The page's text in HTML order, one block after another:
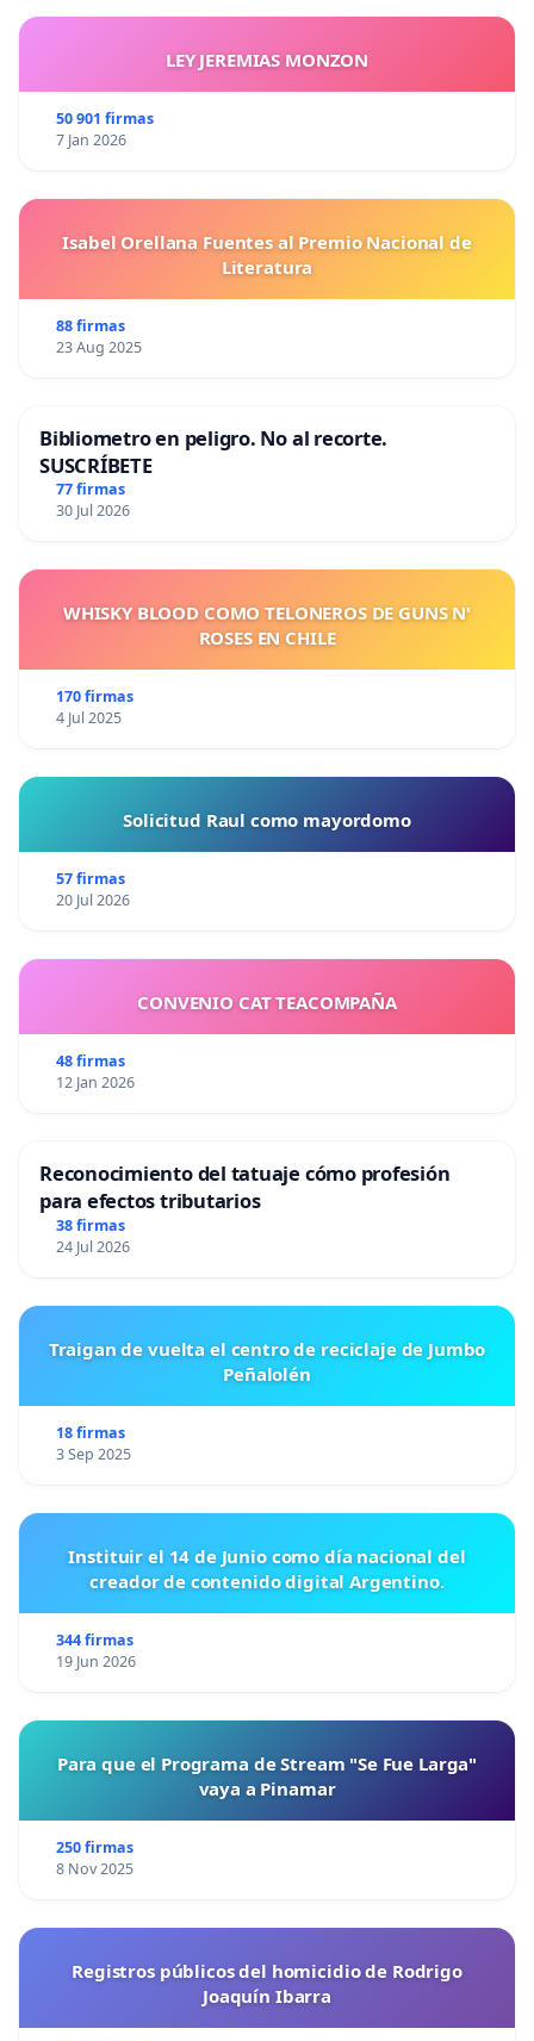
LEY JEREMIAS MONZON
50 901 firmas
7 Jan 2026
Isabel Orellana Fuentes al Premio Nacional de
Literatura
88 firmas
23 Aug 2025
Bibliometro en peligro. No al recorte.
SUSCRÍBETE
77 firmas
30 Jul 2026
WHISKY BLOOD COMO TELONEROS DE GUNS N'
ROSES EN CHILE
170 firmas
4 Jul 2025
Solicitud Raul como mayordomo
57 firmas
20 Jul 2026
CONVENIO CAT TEACOMPAÑA
48 firmas
12 Jan 2026
Reconocimiento del tatuaje cómo profesión
para efectos tributarios
38 firmas
24 Jul 2026
Traigan de vuelta el centro de reciclaje de Jumbo
Peñalolén
18 firmas
3 Sep 2025
Instituir el 14 de Junio como día nacional del
creador de contenido digital Argentino.
344 firmas
19 Jun 2026
Para que el Programa de Stream "Se Fue Larga"
vaya a Pinamar
250 firmas
8 Nov 2025
Registros públicos del homicidio de Rodrigo
Joaquín Ibarra